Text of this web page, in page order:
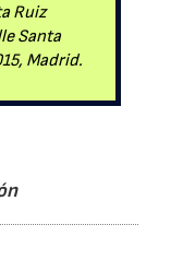
Ruiz
Santa
Madrid.